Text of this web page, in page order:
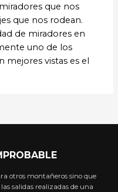
que nos
que nos rodean.
de miradores en
uno de los
mejores vistas es el
otros montañeros sino que
salidas realizadas de una